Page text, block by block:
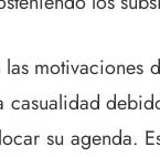
su agenda.